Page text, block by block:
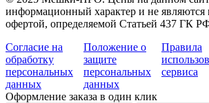
информационный характер и не являются
офертой, определяемой Статьей 437 ГК
Согласие на
обработку
персональных
данных
Положение о
защите
персональных
данных
Правила
сервиса
Оформление заказа в один клик